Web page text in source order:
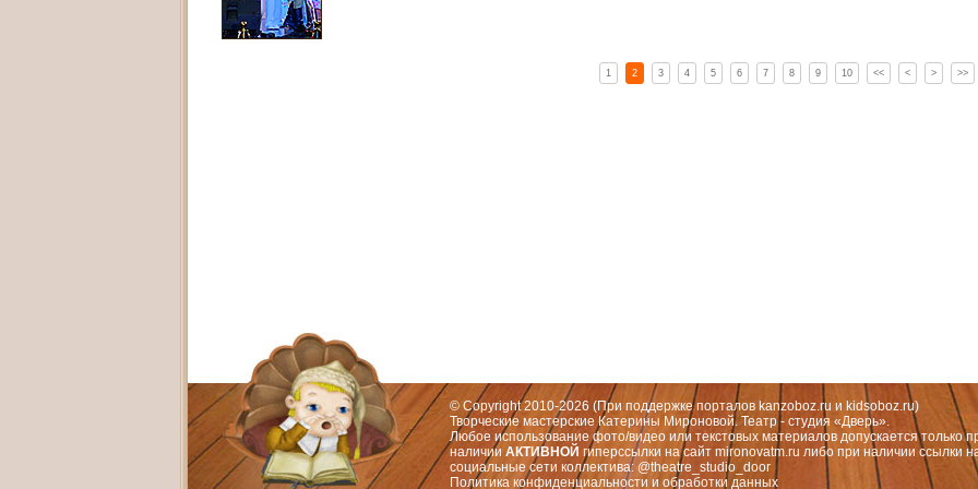
1 2 3 4 5 6 7 8 9 10 << < > >>
© Copyright 2010-2026 (При поддержке порталов kanzoboz.ru и kidsoboz.ru)
Творческие мастерские Катерины Мироновой. Театр - студия «Дверь».
Любое использование фото/видео или текстовых материалов допускается только
наличии АКТИВНОЙ гиперссылки на сайт mironovatm.ru либо при наличии ссылки
социальные сети коллектива: @theatre_studio_door
Политика конфиденциальности и обработки данных